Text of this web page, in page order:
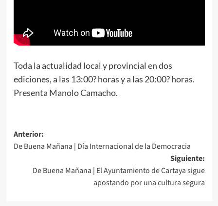
Toda la actualidad local y provincial en dos
ediciones, a las 13:00? horas y a las 20:00? horas.
Presenta Manolo Camacho.
Anterior:
De Buena Mañana | Día Internacional de la Democracia
Siguiente:
De Buena Mañana | El Ayuntamiento de Cartaya sigue
apostando por una cultura segura